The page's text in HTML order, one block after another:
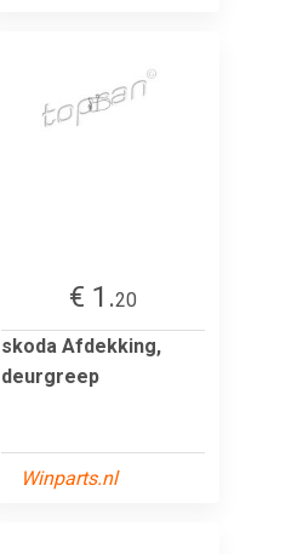
€ 1.20
skoda Afdekking,
deurgreep
Winparts.nl